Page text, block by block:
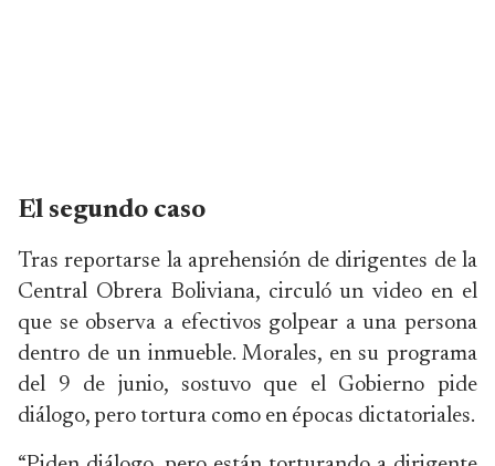
El segundo caso
Tras reportarse la aprehensión de dirigentes de la
Central Obrera Boliviana, circuló un video en el
que se observa a efectivos golpear a una persona
dentro de un inmueble. Morales, en su programa
del 9 de junio, sostuvo que el Gobierno pide
diálogo, pero tortura como en épocas dictatoriales.